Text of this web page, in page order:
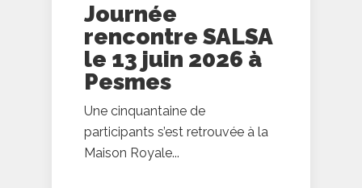
Journée
rencontre SALSA
le 13 juin 2026 à
Pesmes
Une cinquantaine de
participants s’est retrouvée à la
Maison Royale...